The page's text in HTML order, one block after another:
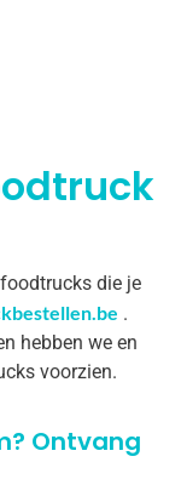
die je
.
hebben we en
voorzien.
Ontvang